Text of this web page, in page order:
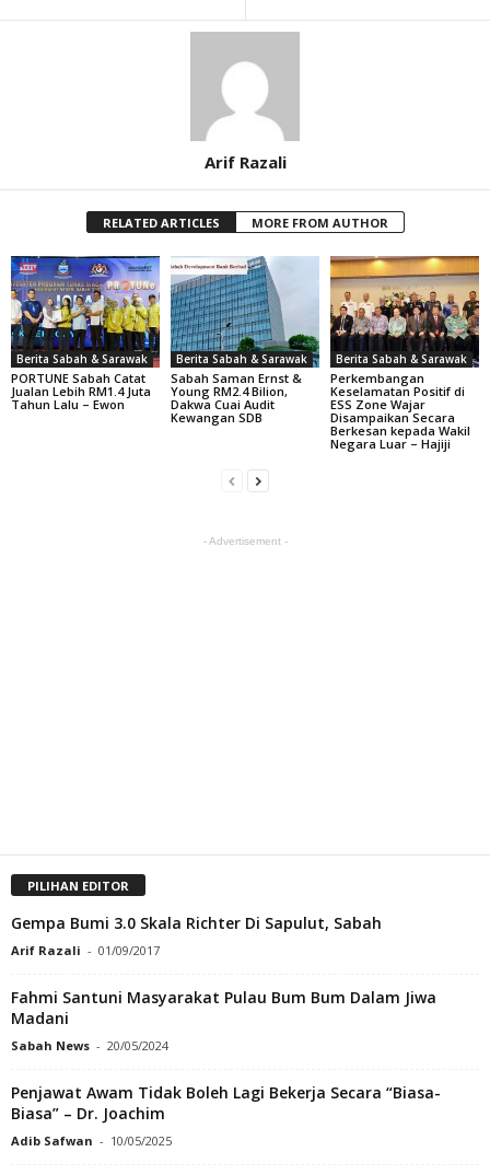
Arif Razali
RELATED ARTICLES MORE FROM AUTHOR
Berita Sabah & Sarawak
PORTUNE Sabah Catat
Jualan Lebih RM1.4 Juta
Tahun Lalu – Ewon
Berita Sabah & Sarawak
Sabah Saman Ernst &
Young RM2.4 Bilion,
Dakwa Cuai Audit
Kewangan SDB
Berita Sabah & Sarawak
Perkembangan
Keselamatan Positif di
ESS Zone Wajar
Disampaikan Secara
Berkesan kepada Wakil
Negara Luar – Hajiji
- Advertisement -
PILIHAN EDITOR
Gempa Bumi 3.0 Skala Richter Di Sapulut, Sabah
Arif Razali - 01/09/2017
Fahmi Santuni Masyarakat Pulau Bum Bum Dalam Jiwa
Madani
Sabah News - 20/05/2024
Penjawat Awam Tidak Boleh Lagi Bekerja Secara “Biasa-
Biasa” – Dr. Joachim
Adib Safwan - 10/05/2025